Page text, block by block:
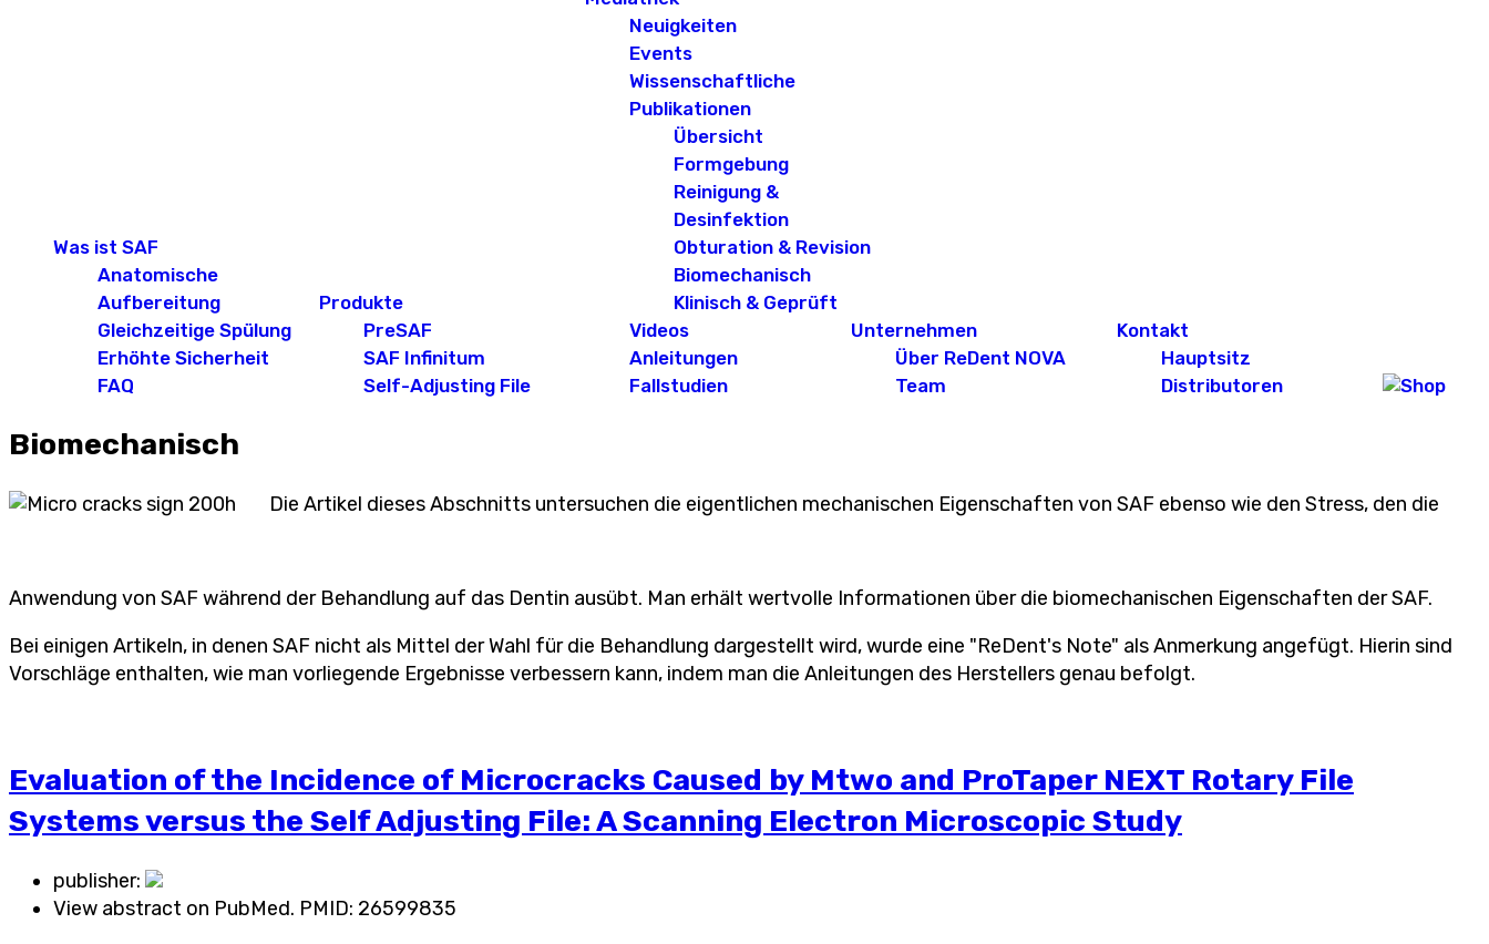
Was ist SAF
Anatomische
Aufbereitung
Gleichzeitige Spülung
Erhöhte Sicherheit
FAQ
Produkte
PreSAF
SAF Infinitum
Self-Adjusting File
Neuigkeiten
Events
Wissenschaftliche
Publikationen
Übersicht
Formgebung
Reinigung &
Desinfektion
Obturation & Revision
Biomechanisch
Klinisch & Geprüft
Videos
Anleitungen
Fallstudien
Unternehmen
Über ReDent NOVA
Team
Kontakt
Hauptsitz
Distributoren
Biomechanisch
Die Artikel dieses Abschnitts untersuchen die eigentlichen mechanischen Eigenschaften von SAF ebenso wie den Stress, den die
Anwendung von SAF während der Behandlung auf das Dentin ausübt. Man erhält wertvolle Informationen über die biomechanischen Eigenschaften der SAF.
Bei einigen Artikeln, in denen SAF nicht als Mittel der Wahl für die Behandlung dargestellt wird, wurde eine "ReDent's Note" als Anmerkung angefügt. Hierin sind
Vorschläge enthalten, wie man vorliegende Ergebnisse verbessern kann, indem man die Anleitungen des Herstellers genau befolgt.
Evaluation of the Incidence of Microcracks Caused by Mtwo and ProTaper NEXT Rotary File
Systems versus the Self Adjusting File: A Scanning Electron Microscopic Study
publisher:
View abstract on PubMed. PMID: 26599835